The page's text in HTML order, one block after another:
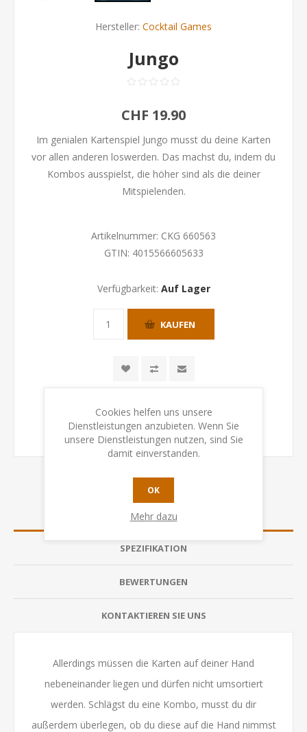
Hersteller: Cocktail Games
Jungo
CHF 19.90
Im genialen Kartenspiel Jungo musst du deine Karten
vor allen anderen loswerden. Das machst du, indem du
Kombos ausspielst, die höher sind als die deiner
Mitspielenden.
Artikelnummer: CKG 660563
GTIN: 4015566605633
Verfügbarkeit: Auf Lager
KAUFEN
ÜBERSICHT
SPEZIFIKATION
BEWERTUNGEN
KONTAKTIEREN SIE UNS
Allerdings müssen die Karten auf deiner Hand
nebeneinander liegen und dürfen nicht umsortiert
werden. Schlägst du eine Kombo, musst du dir
außerdem überlegen, ob du diese auf die Hand nimmst
Cookies helfen uns unsere
Dienstleistungen anzubieten. Wenn Sie
unsere Dienstleistungen nutzen, sind Sie
damit einverstanden.
OK
Mehr dazu